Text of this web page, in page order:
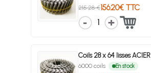
215.28 €156.20€ TTC
1
Coils 28 x 64 lisses ACIER
6000 coils En stock